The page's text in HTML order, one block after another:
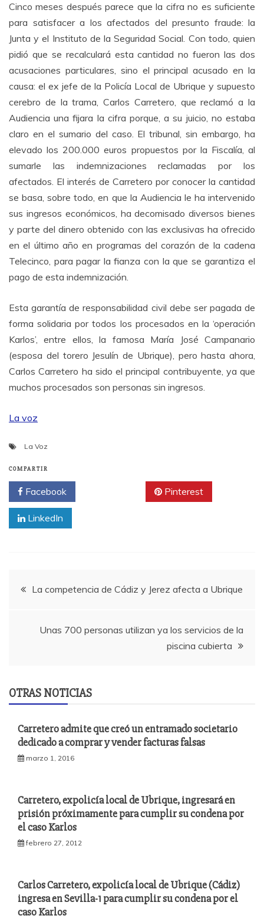
Cinco meses después parece que la cifra no es suficiente
para satisfacer a los afectados del presunto fraude: la
Junta y el Instituto de la Seguridad Social. Con todo, quien
pidió que se recalculará esta cantidad no fueron las dos
acusaciones particulares, sino el principal acusado en la
causa: el ex jefe de la Policía Local de Ubrique y supuesto
cerebro de la trama, Carlos Carretero, que reclamó a la
Audiencia una fijara la cifra porque, a su juicio, no estaba
claro en el sumario del caso. El tribunal, sin embargo, ha
elevado los 200.000 euros propuestos por la Fiscalía, al
sumarle las indemnizaciones reclamadas por los
afectados. El interés de Carretero por conocer la cantidad
se basa, sobre todo, en que la Audiencia le ha intervenido
sus ingresos económicos, ha decomisado diversos bienes
y parte del dinero obtenido con las exclusivas ha ofrecido
en el último año en programas del corazón de la cadena
Telecinco, para pagar la fianza con la que se garantiza el
pago de esta indemnización.
Esta garantía de responsabilidad civil debe ser pagada de
forma solidaria por todos los procesados en la ‘operación
Karlos’, entre ellos, la famosa María José Campanario
(esposa del torero Jesulín de Ubrique), pero hasta ahora,
Carlos Carretero ha sido el principal contribuyente, ya que
muchos procesados son personas sin ingresos.
La voz
La Voz
COMPARTIR
Facebook Pinterest
LinkedIn
Navegación
La competencia de Cádiz y Jerez afecta a Ubrique
Unas 700 personas utilizan ya los servicios de la
piscina cubierta
OTRAS NOTICIAS
Carretero admite que creó un entramado societario
dedicado a comprar y vender facturas falsas
marzo 1, 2016
Carretero, expolicía local de Ubrique, ingresará en
prisión próximamente para cumplir su condena por
el caso Karlos
febrero 27, 2012
Carlos Carretero, expolicía local de Ubrique (Cádiz)
ingresa en Sevilla-1 para cumplir su condena por el
caso Karlos